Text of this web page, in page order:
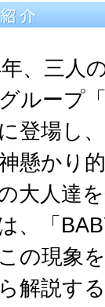
、三人
ループ
登場し
懸かり
大人達
、「
の現象
解説する